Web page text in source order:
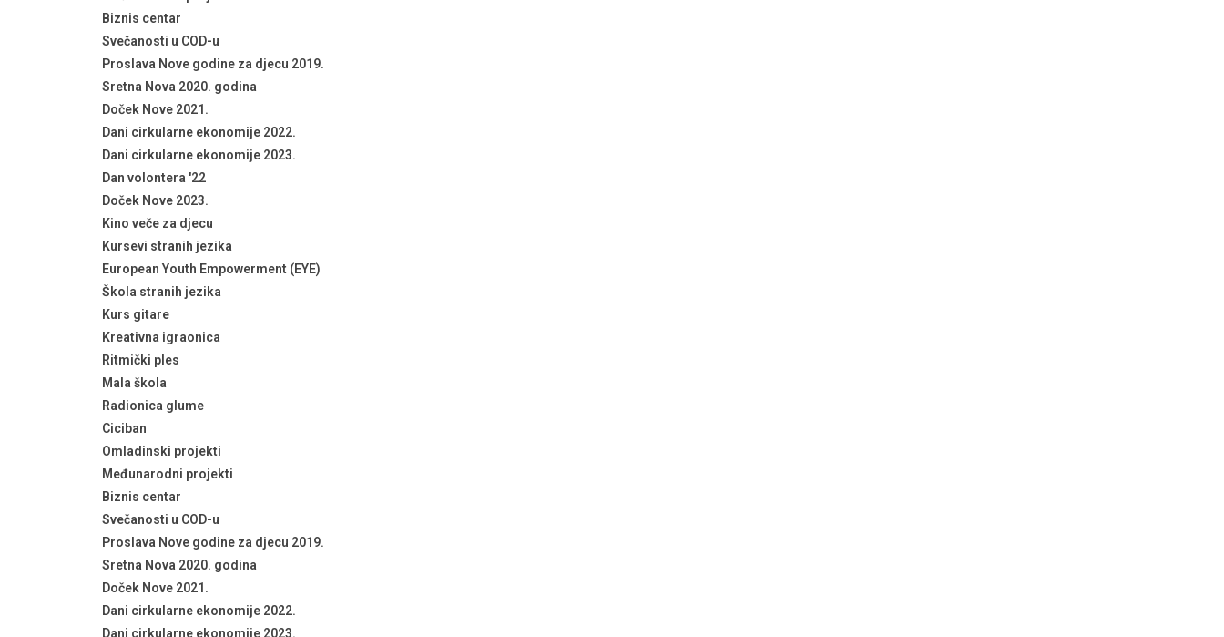
Biznis centar
Svečanosti u COD-u
Proslava Nove godine za djecu 2019.
Sretna Nova 2020. godina
Doček Nove 2021.
Dani cirkularne ekonomije 2022.
Dani cirkularne ekonomije 2023.
Dan volontera '22
Doček Nove 2023.
Kino veče za djecu
Kursevi stranih jezika
European Youth Empowerment (EYE)
Škola stranih jezika
Kurs gitare
Kreativna igraonica
Ritmički ples
Mala škola
Radionica glume
Ciciban
Omladinski projekti
Međunarodni projekti
Biznis centar
Svečanosti u COD-u
Proslava Nove godine za djecu 2019.
Sretna Nova 2020. godina
Doček Nove 2021.
Dani cirkularne ekonomije 2022.
Dani cirkularne ekonomije 2023.